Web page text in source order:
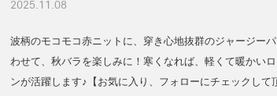
2025.11.08
波柄のモコモコ赤ニットに、穿き心地抜群のジャージー
わせて、秋バラを楽しみに！寒くなれば、軽くて暖かい
ンが活躍します♪【お気に入り、フォローにチェックして